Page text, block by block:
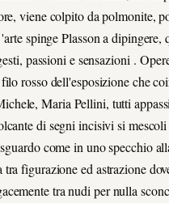
viene colpito da polmonite,
spinge Plasson a
passioni e sensazioni .
rosso dell'esposizione che
Maria Pellini, tutti
di segni incisivi si
come in uno specchio
figurazione ed astrazione
tra nudi per nulla